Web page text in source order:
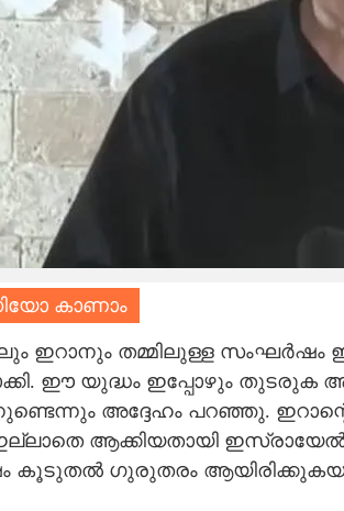
കാണാം
ഇറാനും തമ്മിലുള്ള സംഘർഷം
ഈ യുദ്ധം ഇപ്പോഴും തുടരുക
അദ്ദേഹം പറഞ്ഞു.
ആക്കിയതായി
കൂടുതൽ ഗുരുതരം